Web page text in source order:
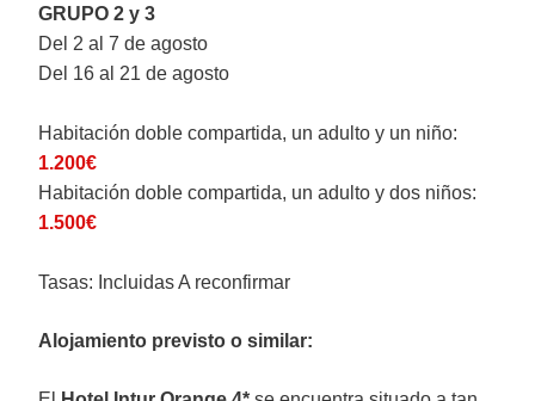
GRUPO 2 y 3
Del 2 al 7 de agosto
Del 16 al 21 de agosto
Habitación doble compartida, un adulto y un niño:
1.200€
Habitación doble compartida, un adulto y dos niños:
1.500€
Tasas: Incluidas A reconfirmar
Alojamiento previsto o similar: